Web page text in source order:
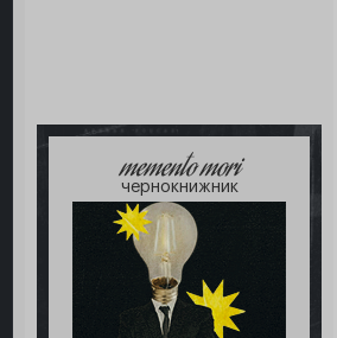
memento mori
чернокнижник